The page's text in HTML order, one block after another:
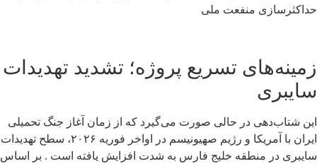
حداکثرسازی منفعت ملی
زمینه‌های تسریع پروژه؛ تشدید تهدیدات
سایبری
این شتاب‌دهی در حالی صورت می‌گیرد که از زمان آغاز جنگ تحمیلی
ایران با آمریکا و رژیم صهیونیسم در اواخر فوریه ۲۰۲۶، سطح تهدیدات
سایبری در منطقه خلیج فارس به شدت افزایش یافته است . بر اساس